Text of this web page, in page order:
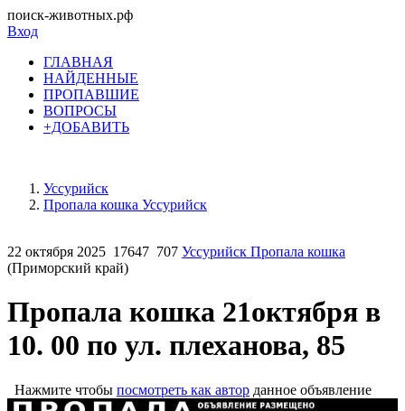
поиск-животных.рф
Вход
ГЛАВНАЯ
НАЙДЕННЫЕ
ПРОПАВШИЕ
ВОПРОСЫ
+ДОБАВИТЬ
Уссурийск
Пропала кошка Уссурийск
22 октября 2025 17647 707 Уссурийск Пропала кошка
(Приморский край)
Пропала кошка 21октября в
10. 00 по ул. плеханова, 85
Нажмите чтобы посмотреть как автор данное объявление